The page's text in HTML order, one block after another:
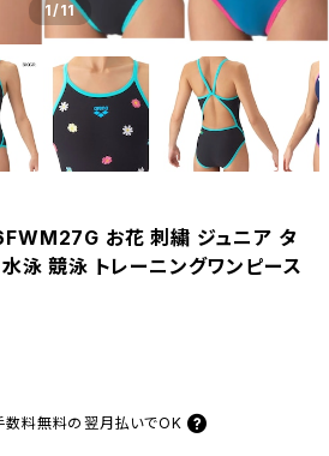
1/11
お花 刺繍 ジュニア タ
泳 競泳 トレーニングワンピース
数料無料の 翌月払いでOK